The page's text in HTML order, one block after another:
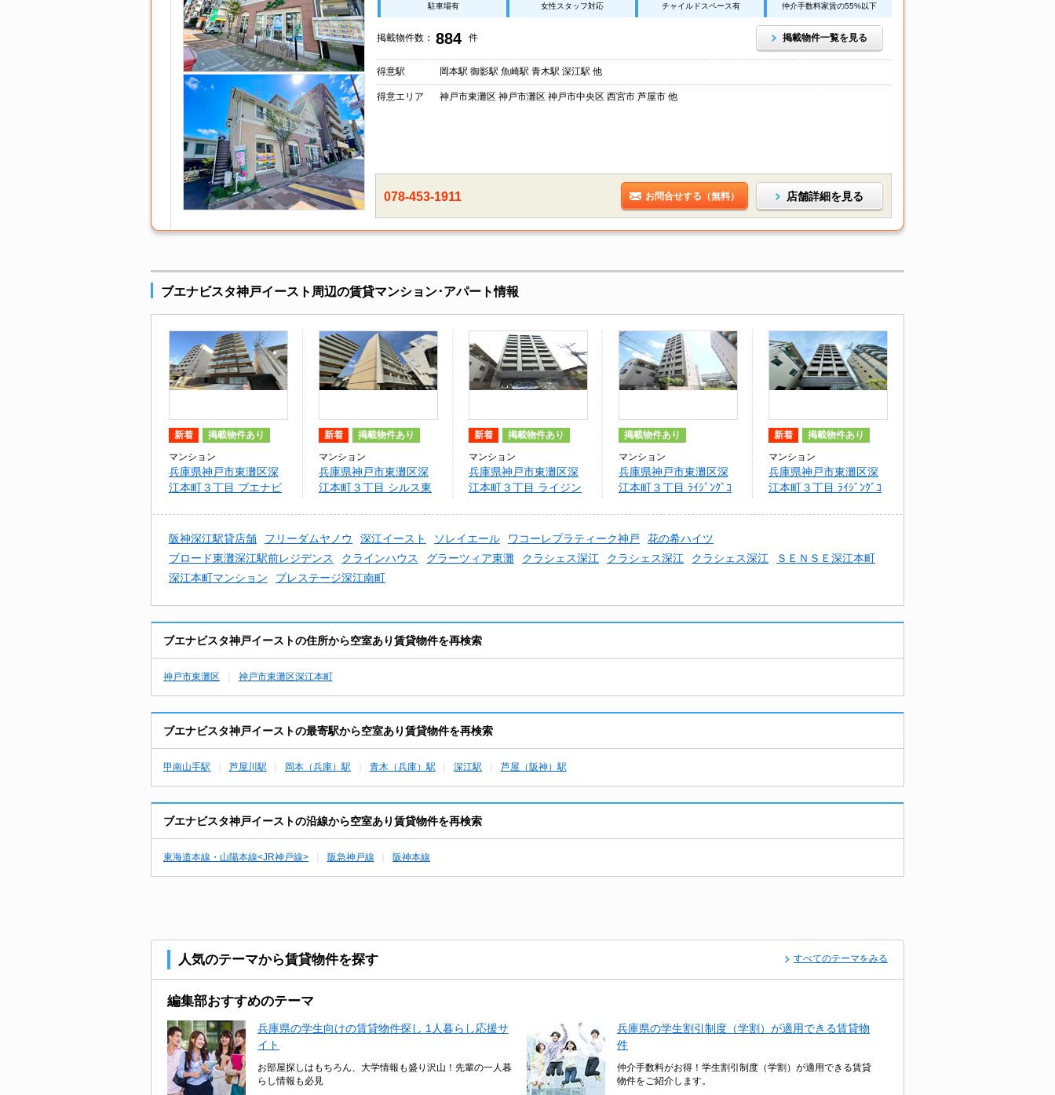
駐車場有 女性スタッフ対応 チャイルドスペース有 仲介手数料家賃の55%以下
掲載物件数： 884 件 掲載物件一覧を見る
得意駅 岡本駅 御影駅 魚崎駅 青木駅 深江駅 他
得意エリア 神戸市東灘区 神戸市灘区 神戸市中央区 西宮市 芦屋市 他
078-453-1911 お問合せする（無料） 店舗詳細を見る
ブエナビスタ神戸イースト周辺の賃貸マンション･アパート情報
新着 掲載物件あり
マンション
兵庫県神戸市東灘区深
江本町３丁目 ブエナビ
新着 掲載物件あり
マンション
兵庫県神戸市東灘区深
江本町３丁目 シルス東
新着 掲載物件あり
マンション
兵庫県神戸市東灘区深
江本町３丁目 ライジン
ワーパーク
掲載物件あり
マンション
兵庫県神戸市東灘区深
江本町３丁目 ﾗｲｼﾞﾝｸﾞｺ
新着 掲載物件あり
マンション
兵庫県神戸市東灘区深
江本町３丁目 ﾗｲｼﾞﾝｸﾞｺ
阪神深江駅貸店舗 フリーダムヤノウ 深江イースト ソレイエール ワコーレプラティーク神戸
花の希ハイツ
ブロード東灘深江駅前レジデンス
クラインハウス グラーツィア東灘 クラシェス深江 クラシェス深江 クラシェス深江
ＳＥＮＳＥ深江本町
深江本町マンション
プレステージ深江南町
ブエナビスタ神戸イーストの住所から空室あり賃貸物件を再検索
神戸市東灘区 神戸市東灘区深江本町
ブエナビスタ神戸イーストの最寄駅から空室あり賃貸物件を再検索
甲南山手駅 芦屋川駅 岡本（兵庫）駅 青木（兵庫）駅 深江駅 芦屋（阪神）駅
ブエナビスタ神戸イーストの沿線から空室あり賃貸物件を再検索
東海道本線・山陽本線<JR神戸線> 阪急神戸線 阪神本線
人気のテーマから賃貸物件を探す すべてのテーマをみる
編集部おすすめのテーマ
兵庫県の学生向けの賃貸物件探し 1人暮らし応援サ
イト
お部屋探しはもちろん、大学情報も盛り沢山！先輩の一人暮
らし情報も必見
兵庫県の学生割引制度（学割）が適用できる賃貸物
件
仲介手数料がお得！学生割引制度（学割）が適用できる賃貸
物件をご紹介します。